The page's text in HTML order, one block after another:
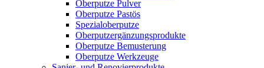
Oberputze Pulver
Oberputze Pastös
Spezialoberputze
Oberputzergänzungsprodukte
Oberputze Bemusterung
Oberputze Werkzeuge